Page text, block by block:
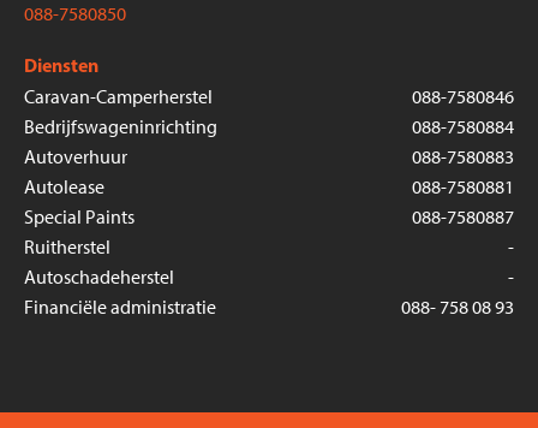
088-7580850
Diensten
Caravan-Camperherstel
088-7580846
Bedrijfswageninrichting
088-7580884
Autoverhuur
088-7580883
Autolease
088-7580881
Special Paints
088-7580887
Ruitherstel
-
Autoschadeherstel
-
Financiële administratie
088- 758 08 93